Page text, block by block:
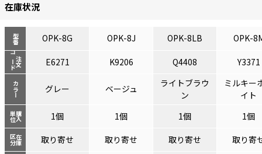
在庫状況
型番
注文
コード
カラー
購入
単位
在庫
区分
OPK-8G OPK-8J OPK-8LB OPK-
E6271 K9206 Q4408 Y3371
グレー ベージュ
ライトブラウ
ン
ミルキー
イト
1個
1個 1個
1個
取り寄せ
取り寄せ 取り寄せ
取り寄